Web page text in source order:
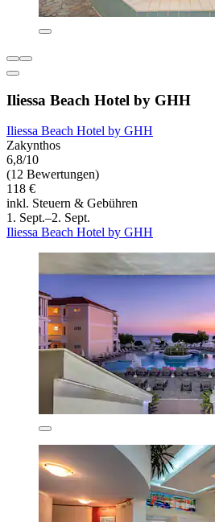
Iliessa Beach Hotel by GHH
Iliessa Beach Hotel by GHH
Zakynthos
6,8/10
(12 Bewertungen)
118 €
inkl. Steuern & Gebühren
1. Sept.–2. Sept.
Iliessa Beach Hotel by GHH